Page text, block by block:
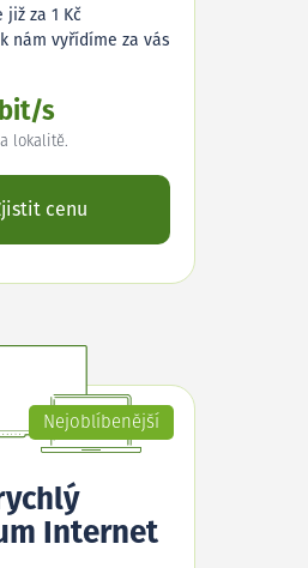
již za 1 Kč
nám vyřídíme za vás
s
lokalitě.
cenu
Nejoblíbenější
Internet